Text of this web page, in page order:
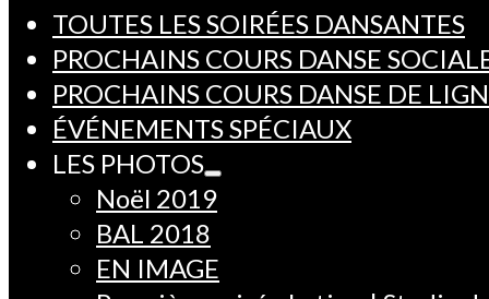
TOUTES LES SOIRÉES DANSANTES
PROCHAINS COURS DANSE
PROCHAINS COURS DANSE DE
ÉVÉNEMENTS SPÉCIAUX
LES PHOTOS
Noël 2019
BAL 2018
EN IMAGE